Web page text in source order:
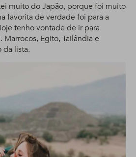
muito do Japão, porque foi muito
favorita de verdade foi para a
tenho vontade de ir para
Marrocos, Egito, Tailândia e
da lista.